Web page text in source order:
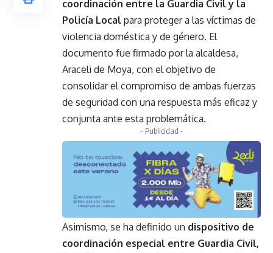
coordinación entre la Guardia Civil y la
Policía Local para proteger a las víctimas de
violencia doméstica y de género. El
documento fue firmado por la alcaldesa,
Araceli de Moya, con el objetivo de
consolidar el compromiso de ambas fuerzas
de seguridad con una respuesta más eficaz y
conjunta ante esta problemática.
- Publicidad -
Asimismo, se ha definido un dispositivo de
coordinación especial entre Guardia Civil,